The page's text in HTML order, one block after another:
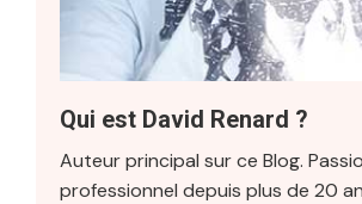
Qui est David Renard ?
Auteur principal sur ce Blog.
professionnel depuis plus de 20